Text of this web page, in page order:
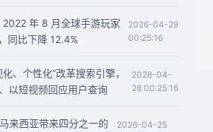
年 8 月全球手游玩家
同比下降 12.4%
2026-04-29
00:25:16
、个性化”改革搜索引擎，
以短视频回应用户查询
2026-04-
28 00:25:16
来西亚带来四分之一的
2026-04-25